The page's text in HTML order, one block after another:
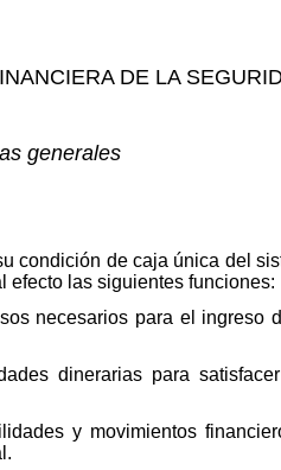
DE LA
generales
condición de caja única del
efecto las siguientes funciones:
necesarios para el ingreso
dinerarias para
y movimientos